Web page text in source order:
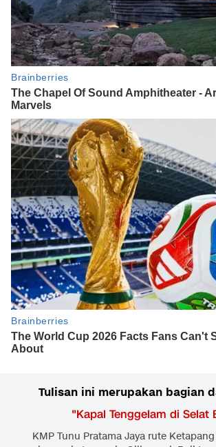
Tulisan ini merupakan bagian
"Kapal Tenggelam di Selat
KMP Tunu Pratama Jaya rute